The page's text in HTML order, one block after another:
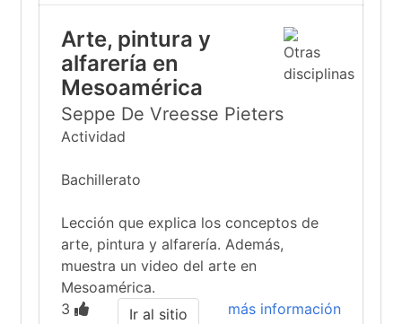
Arte, pintura y
alfarería en
Mesoamérica
Seppe De Vreesse Pieters
Actividad
Bachillerato
Lección que explica los conceptos de
arte, pintura y alfarería. Además,
muestra un video del arte en
Mesoamérica.
3
más información
Ir al sitio